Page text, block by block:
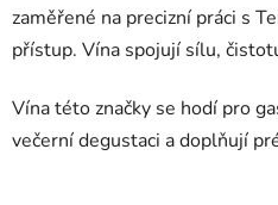
zaměřené na precizní práci s
přístup. Vína spojují sílu,
Vína této značky se hodí pro
večerní degustaci a doplňují